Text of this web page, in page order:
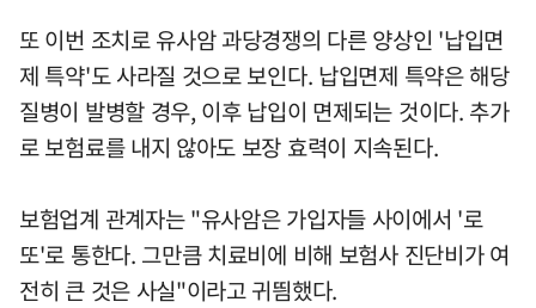
또 이번 조치로 유사암 과당경쟁의 다른 양상인 '납입면
제 특약'도 사라질 것으로 보인다. 납입면제 특약은 해당
질병이 발병할 경우, 이후 납입이 면제되는 것이다. 추가
로 보험료를 내지 않아도 보장 효력이 지속된다.
보험업계 관계자는 "유사암은 가입자들 사이에서 '로
또'로 통한다. 그만큼 치료비에 비해 보험사 진단비가 여
전히 큰 것은 사실"이라고 귀띔했다.